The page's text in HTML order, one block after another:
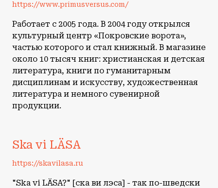
https://www.primusversus.com/
Работает с 2005 года. В 2004 году открылся
культурный центр «Покровские ворота»,
частью которого и стал книжный. В магазине
около 10 тысяч книг: христианская и детская
литература, книги по гуманитарным
дисциплинам и искусству, художественная
литература и немного сувенирной
продукции.
Ska vi LÄSA
https://skavilasa.ru
"Ska vi LÄSA?" [ска ви лэса] - так по-шведски